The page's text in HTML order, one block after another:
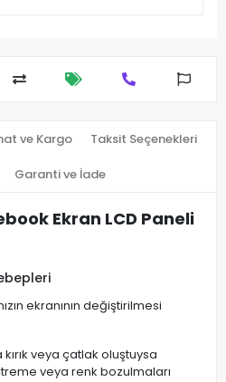
ve Kargo Taksit Seçenekleri
Garanti ve İade
Ekran LCD Paneli
ekranının değiştirilmesi
veya çatlak oluştuysa
veya renk bozulmaları